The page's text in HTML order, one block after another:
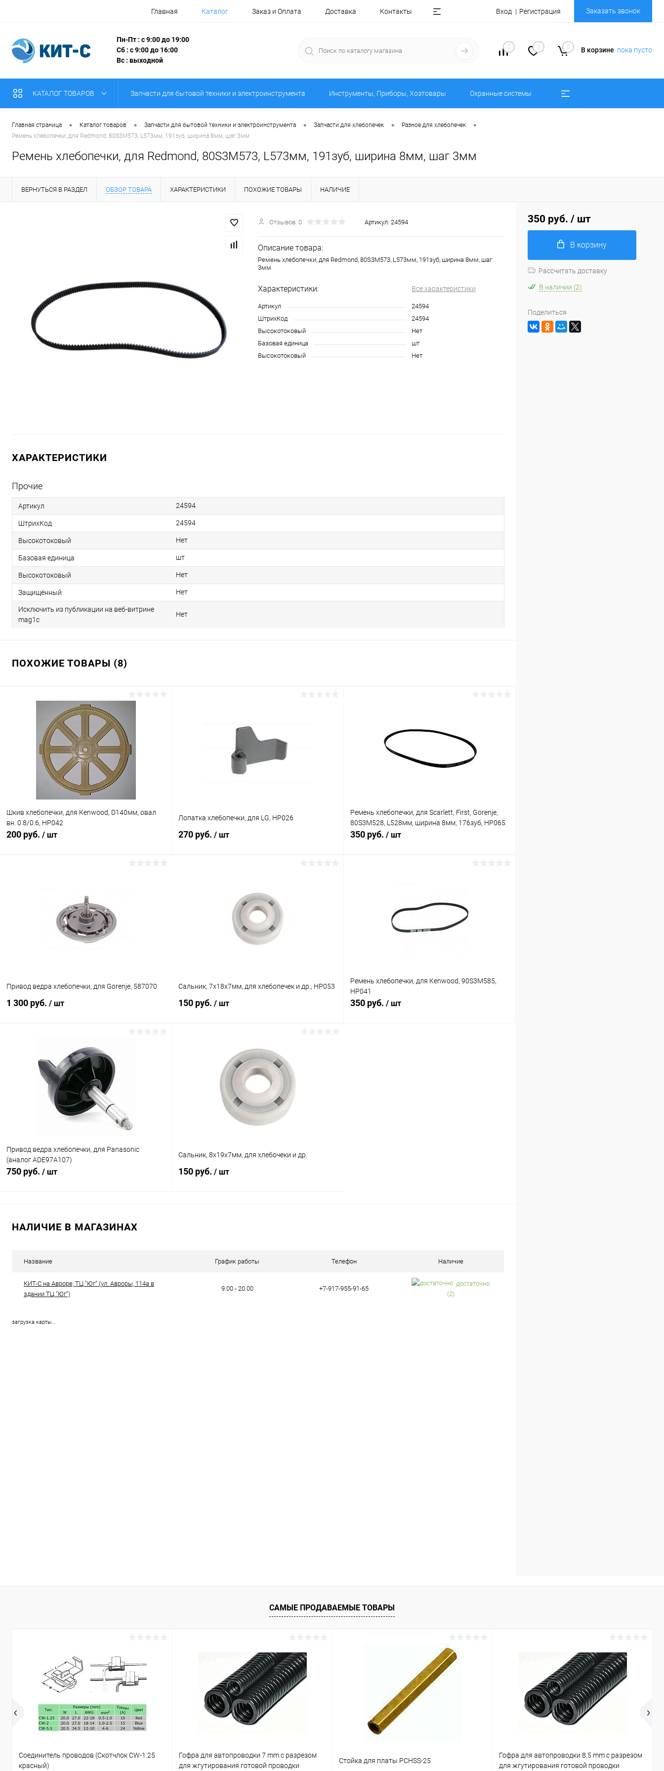
Главная Каталог Заказ и Оплата Доставка Контакты Вход Регистрация Заказать звонок
Пн-Пт : с 9:00 до 19:00
Сб : с 9:00 до 16:00
Вс : выходной
0 0 0 В корзине пока пусто
КАТАЛОГ ТОВАРОВ Запчасти для бытовой техники и электроинструмента Инструменты, Приборы, Хозтовары Охранные системы
Главная страница • Каталог товаров • Запчасти для бытовой техники и электроинструмента • Запчасти для хлебопечек • Разное для хлебопечек •
Ремень хлебопечки, для Redmond, 80S3M573, L573мм, 191зуб, ширина 8мм, шаг 3мм
Ремень хлебопечки, для Redmond, 80S3M573, L573мм, 191зуб, ширина 8мм, шаг 3мм
ВЕРНУТЬСЯ В РАЗДЕЛ ОБЗОР ТОВАРА ХАРАКТЕРИСТИКИ ПОХОЖИЕ ТОВАРЫ НАЛИЧИЕ
Отзывов: 0 Артикул: 24594
Описание товара:
Ремень хлебопечки, для Redmond, 80S3M573, L573мм, 191зуб, ширина 8мм, шаг
3мм
Характеристики: Все характеристики
Артикул
24594
ШтрихКод
24594
Высокотоковый
Нет
Базовая единица
шт
Высокотоковый
Нет
ХАРАКТЕРИСТИКИ
Прочие
Артикул 24594
ШтрихКод 24594
Высокотоковый Нет
Базовая единица шт
Высокотоковый Нет
Защищённый Нет
Исключить из публикации на веб-витрине
mag1c
Нет
ПОХОЖИЕ ТОВАРЫ (8)
Шкив хлебопечки, для Kenwood, D140мм, овал
вн. 0.8/0.6, HP042
200 руб. / шт
В наличии (1)
Лопатка хлебопечки, для LG, HP026
270 руб. / шт
Ремень хлебопечки, для Scarlett, First, Gorenje,
80S3M528, L528мм, ширина 8мм, 176зуб, HP065
350 руб. / шт
В избранное В наличии (1)
Привод ведра хлебопечки, для Gorenje, 587070
1 300 руб. / шт
Сравнение
В избранное В наличии (1)
Сальник, 7х18х7мм, для хлебопечек и др., HP053
150 руб. / шт
В наличии (8)
Ремень хлебопечки, для Kenwood, 90S3M585,
HP041
350 руб. / шт
Привод ведра хлебопечки, для Panasonic
(аналог ADE97A107)
750 руб. / шт
Сальник, 8х19х7мм, для хлебочеки и др.
150 руб. / шт
НАЛИЧИЕ В МАГАЗИНАХ
Название График работы Телефон Наличие
КИТ-С на Авроре, ТЦ "Юг" (ул. Авроры, 114а в
здании ТЦ "Юг")
9.00 - 20.00 +7-917-955-91-65
достаточно
(2)
загрузка карты...
350 руб. / шт
В корзину
Рассчитать доставку
В наличии (2)
Поделиться
САМЫЕ ПРОДАВАЕМЫЕ ТОВАРЫ
Соединитель проводов (Скотчлок CW-1.25
красный)
Гофра для автопроводки 7 mm с разрезом
для жгутирования готовой проводки
Стойка для платы PCHSS-25
Гофра для автопроводки 8,5 mm с разрезом
для жгутирования готовой проводки